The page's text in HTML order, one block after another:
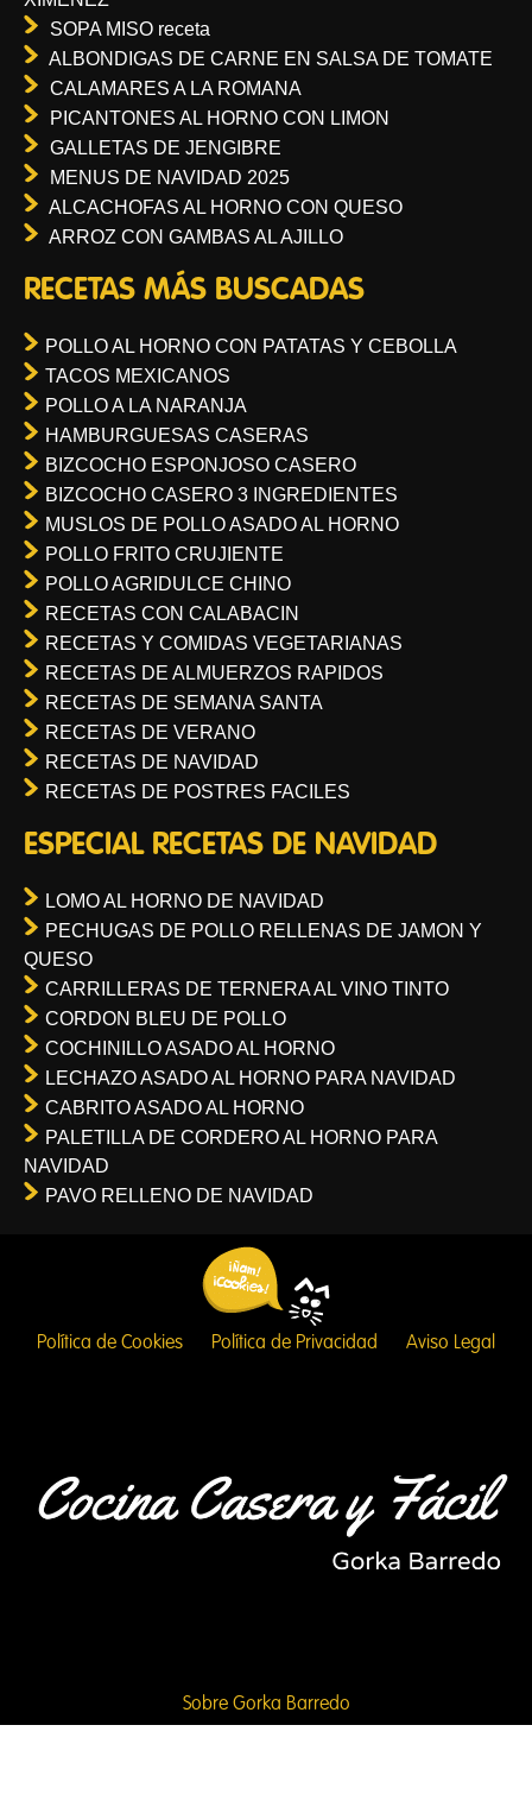
SOPA MISO receta
ALBONDIGAS DE CARNE EN SALSA DE TOMATE
CALAMARES A LA ROMANA
PICANTONES AL HORNO CON LIMON
GALLETAS DE JENGIBRE
MENUS DE NAVIDAD 2025
ALCACHOFAS AL HORNO CON QUESO
ARROZ CON GAMBAS AL AJILLO
RECETAS MÁS BUSCADAS
POLLO AL HORNO CON PATATAS Y CEBOLLA
TACOS MEXICANOS
POLLO A LA NARANJA
HAMBURGUESAS CASERAS
BIZCOCHO ESPONJOSO CASERO
BIZCOCHO CASERO 3 INGREDIENTES
MUSLOS DE POLLO ASADO AL HORNO
POLLO FRITO CRUJIENTE
POLLO AGRIDULCE CHINO
RECETAS CON CALABACIN
RECETAS Y COMIDAS VEGETARIANAS
RECETAS DE ALMUERZOS RAPIDOS
RECETAS DE SEMANA SANTA
RECETAS DE VERANO
RECETAS DE NAVIDAD
RECETAS DE POSTRES FACILES
ESPECIAL RECETAS DE NAVIDAD
LOMO AL HORNO DE NAVIDAD
PECHUGAS DE POLLO RELLENAS DE JAMON Y
QUESO
CARRILLERAS DE TERNERA AL VINO TINTO
CORDON BLEU DE POLLO
COCHINILLO ASADO AL HORNO
LECHAZO ASADO AL HORNO PARA NAVIDAD
CABRITO ASADO AL HORNO
PALETILLA DE CORDERO AL HORNO PARA
NAVIDAD
PAVO RELLENO DE NAVIDAD
Política de Cookies Política de Privacidad Aviso Legal
Sobre Gorka Barredo